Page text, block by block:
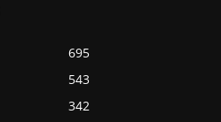
695
543
342